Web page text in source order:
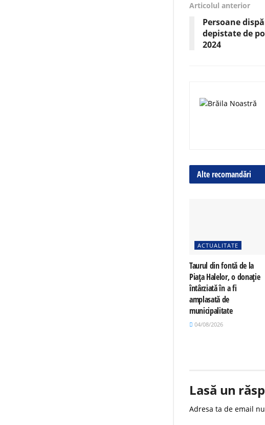
Articolul anterior
Persoane
depistate de
2024
Alte recomandări
ACTUALITATE
Taurul din fontă de la
Piața Halelor, o donație
întârziată în a fi
amplasată de
municipalitate
04/08/2026
Lasă un
Adresa ta de email